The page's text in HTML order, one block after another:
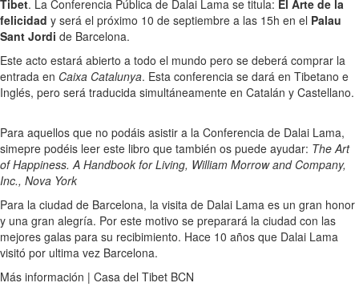
Tibet. La Conferencia Pública de Dalai Lama se titula: El Arte de la
felicidad y será el próximo 10 de septiembre a las 15h en el Palau
Sant Jordi de Barcelona.
Este acto estará abierto a todo el mundo pero se deberá comprar la
entrada en Caixa Catalunya. Esta conferencia se dará en Tibetano e
Inglés, pero será traducida simultáneamente en Catalán y Castellano.
Para aquellos que no podáis asistir a la Conferencia de Dalai Lama,
simepre podéis leer este libro que también os puede ayudar: The Art
of Happiness. A Handbook for Living, William Morrow and Company,
Inc., Nova York
Para la ciudad de Barcelona, la visita de Dalai Lama es un gran honor
y una gran alegría. Por este motivo se preparará la ciudad con las
mejores galas para su recibimiento. Hace 10 años que Dalai Lama
visitó por ultima vez Barcelona.
Más información | Casa del Tibet BCN